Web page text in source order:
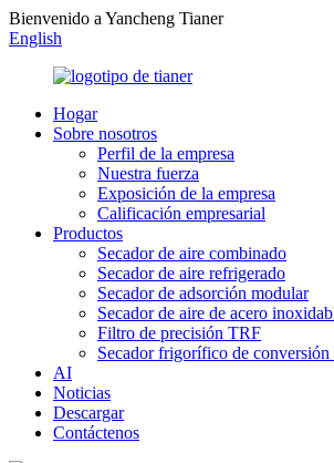
Bienvenido a Yancheng Tianer
English
Hogar
Sobre nosotros
Perfil de la empresa
Nuestra fuerza
Exposición de la empresa
Calificación empresarial
Productos
Secador de aire combinado
Secador de aire refrigerado
Secador de adsorción modular
Secador de aire de acero
Filtro de precisión TRF
Secador frigorífico de conversión
AI
Noticias
Descargar
Contáctenos